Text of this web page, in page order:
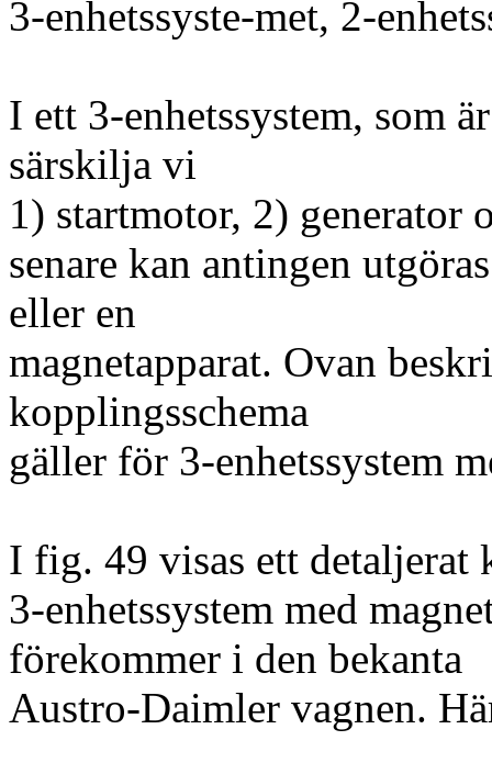
3-enhetssyste-met, 2-
I ett 3-enhetssystem, som
särskilja vi
1) startmotor, 2) generator
senare kan antingen
eller en
magnetapparat. Ovan
kopplingsschema
gäller för 3-enhetssystem
I fig. 49 visas ett detaljerat
3-enhetssystem med
förekommer i den bekanta
Austro-Daimler vagnen.